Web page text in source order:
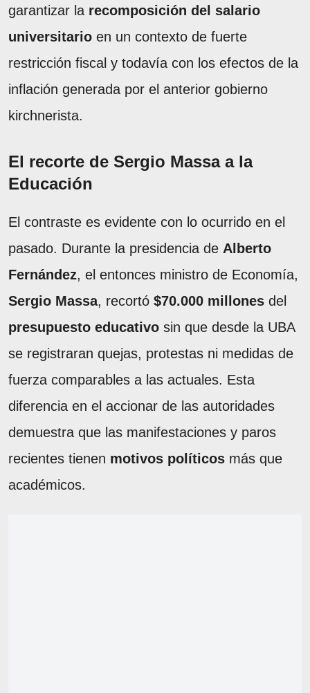
garantizar la recomposición del salario
universitario en un contexto de fuerte
restricción fiscal y todavía con los efectos de la
inflación generada por el anterior gobierno
kirchnerista.
El recorte de Sergio Massa a la
Educación
El contraste es evidente con lo ocurrido en el
pasado. Durante la presidencia de Alberto
Fernández, el entonces ministro de Economía,
Sergio Massa, recortó $70.000 millones del
presupuesto educativo sin que desde la UBA
se registraran quejas, protestas ni medidas de
fuerza comparables a las actuales. Esta
diferencia en el accionar de las autoridades
demuestra que las manifestaciones y paros
recientes tienen motivos políticos más que
académicos.